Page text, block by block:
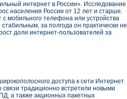
интернет в России». Исследование
населения России от 12 лет и старше.
мобильного телефона или устройства
за полгода он практически не
доли интернет-пользователей за
доступа к сети Интернет
традиционно встретили новыми
а также акционных пакетных